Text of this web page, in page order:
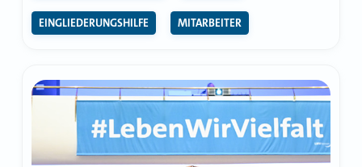
den
neuen
EINGLIEDERUNGSHILFE MITARBEITER